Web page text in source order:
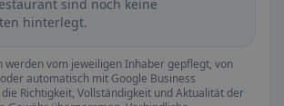
sind noch keine
hinterlegt.
werden vom jeweiligen Inhaber gepflegt, von
automatisch mit Google Business
Richtigkeit, Vollständigkeit und Aktualität der